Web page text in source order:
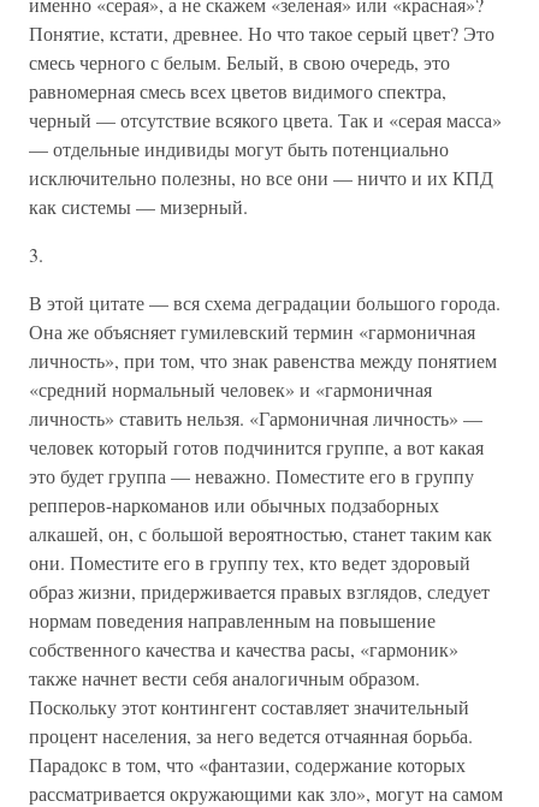
Понятие, кстати, древнее. Но что такое серый цвет? Это
смесь черного с белым. Белый, в свою очередь, это
равномерная смесь всех цветов видимого спектра,
черный — отсутствие всякого цвета. Так и «серая масса»
— отдельные индивиды могут быть потенциально
исключительно полезны, но все они — ничто и их КПД
как системы — мизерный.
3.
В этой цитате — вся схема деградации большого города.
Она же объясняет гумилевский термин «гармоничная
личность», при том, что знак равенства между понятием
«средний нормальный человек» и «гармоничная
личность» ставить нельзя. «Гармоничная личность» —
человек который готов подчинится группе, а вот какая
это будет группа — неважно. Поместите его в группу
репперов-наркоманов или обычных подзаборных
алкашей, он, с большой вероятностью, станет таким как
они. Поместите его в группу тех, кто ведет здоровый
образ жизни, придерживается правых взглядов, следует
нормам поведения направленным на повышение
собственного качества и качества расы, «гармоник»
также начнет вести себя аналогичным образом.
Поскольку этот контингент составляет значительный
процент населения, за него ведется отчаянная борьба.
Парадокс в том, что «фантазии, содержание которых
рассматривается окружающими как зло», могут на самом